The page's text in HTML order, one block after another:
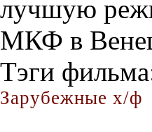
лучшую
МКФ в
Тэги
Зарубежные х/ф